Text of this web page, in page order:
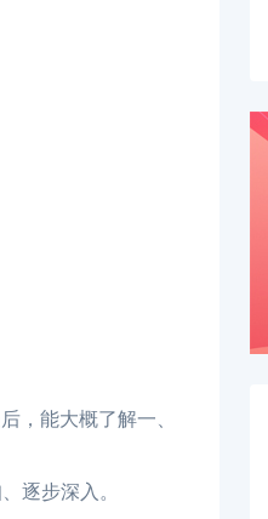
，能大概了解一、
逐步深入。